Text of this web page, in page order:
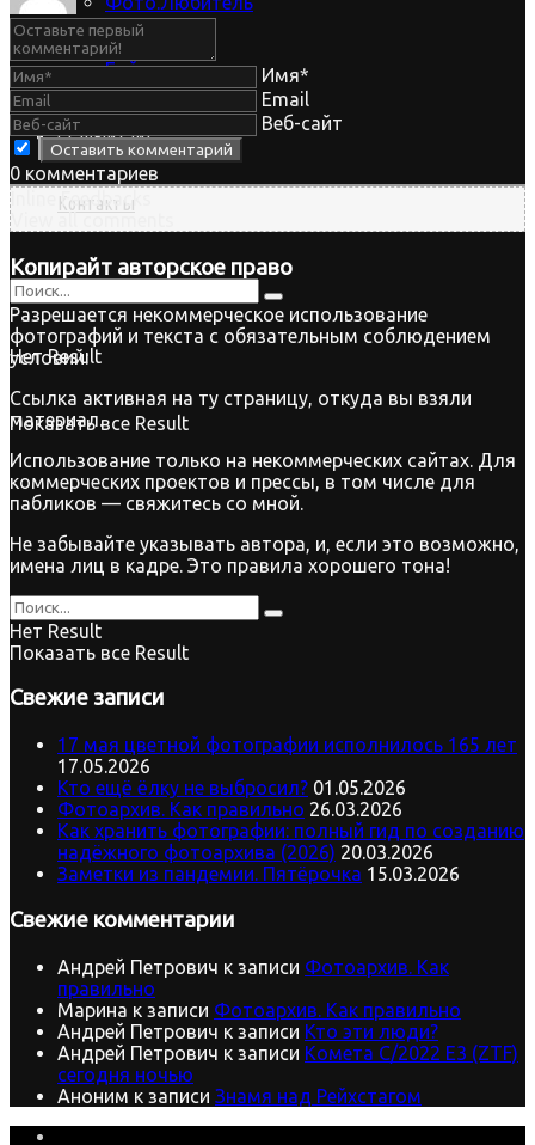
Байки
Старый сайт
Контакты
Нет Result
Показать все Result
Имя*
Email
Веб-сайт
0 комментариев
Inline Feedbacks
View all comments
Копирайт авторское право
Разрешается некоммерческое использование
фотографий и текста с обязательным соблюдением
условий:
Ссылка активная на ту страницу, откуда вы взяли
материал.
Использование только на некоммерческих сайтах. Для
коммерческих проектов и прессы, в том числе для
пабликов — свяжитесь со мной.
Не забывайте указывать автора, и, если это возможно,
имена лиц в кадре. Это правила хорошего тона!
Нет Result
Показать все Result
Свежие записи
17 мая цветной фотографии исполнилось 165 лет
17.05.2026
Кто ещё ёлку не выбросил? 01.05.2026
Фотоархив. Как правильно 26.03.2026
Как хранить фотографии: полный гид по созданию
надёжного фотоархива (2026) 20.03.2026
Заметки из пандемии. Пятёрочка 15.03.2026
Свежие комментарии
Андрей Петрович к записи Фотоархив. Как
правильно
Марина к записи Фотоархив. Как правильно
Андрей Петрович к записи Кто эти люди?
Андрей Петрович к записи Комета C/2022 E3 (ZTF)
сегодня ночью
Аноним к записи Знамя над Рейхстагом